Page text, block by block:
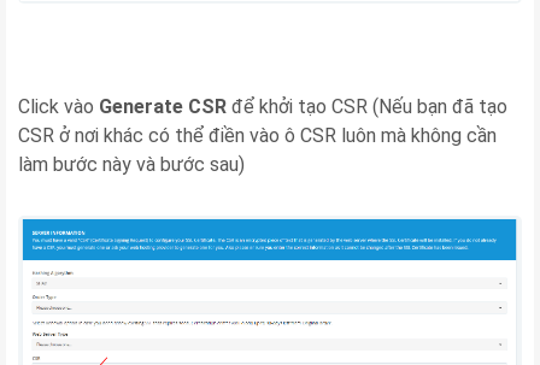
Click vào Generate CSR để khởi tạo CSR (Nếu bạn đã tạo
CSR ở nơi khác có thể điền vào ô CSR luôn mà không cần
làm bước này và bước sau)